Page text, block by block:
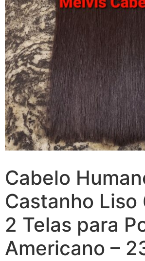
Cabelo
Castanho Liso
2 Telas para
Americano –